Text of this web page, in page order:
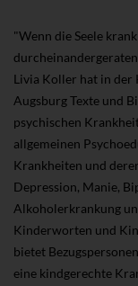
"Wenn die Seele
Livia Koller hat in der
Augsburg Texte und
psychischen
allgemeinen
Krankheiten und
Depression, Manie,
Alkoholerkrankung
Kinderworten und
bietet
eine kindgerechte